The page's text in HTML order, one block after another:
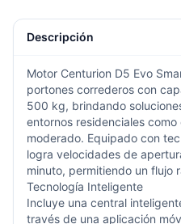
Descripción
Motor Centurion D5 Evo
portones correderos con
500 kg, brindando
entornos residenciales
moderado. Equipado con
logra velocidades de
minuto, permitiendo un flujo
Tecnología Inteligente
Incluye una central
través de una aplicación